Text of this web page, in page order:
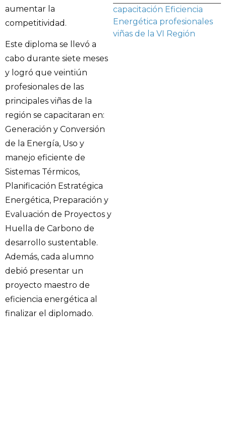
aumentar la
competitividad.
Este diploma se llevó a
cabo durante siete meses
y logró que veintiún
profesionales de las
principales viñas de la
región se capacitaran en:
Generación y Conversión
de la Energía, Uso y
manejo eficiente de
Sistemas Térmicos,
Planificación Estratégica
Energética, Preparación y
Evaluación de Proyectos y
Huella de Carbono de
desarrollo sustentable.
Además, cada alumno
debió presentar un
proyecto maestro de
eficiencia energética al
finalizar el diplomado.
capacitación Eficiencia
Energética profesionales
viñas de la VI Región